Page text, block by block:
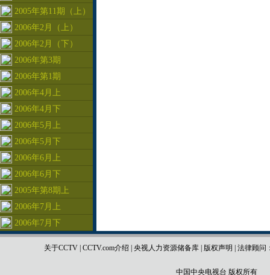
2005年第11期（上）
2006年2月（上）
2006年2月（下）
2006年第3期
2006年第1期
2006年4月上
2006年4月下
2006年5月上
2006年5月下
2006年6月上
2006年6月下
2005年第8期上
2006年7月上
2006年7月下
关于CCTV| CCTV.com介绍 央视人力资源储备库| 版权声明 法律顾问
中国中央电视台 版权所有